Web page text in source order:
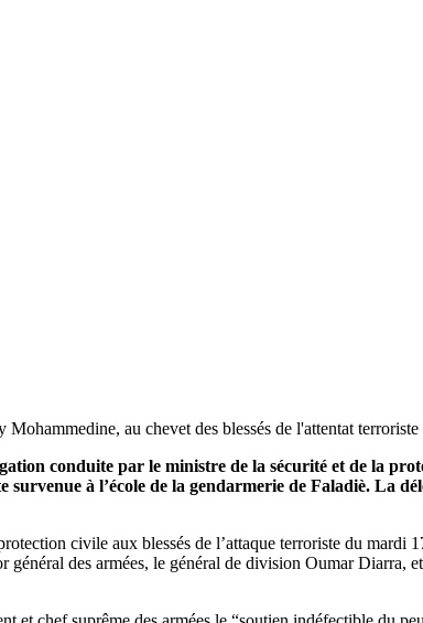
au chevet des blessés de l'attentat
conduite par le ministre de la sécurité et de la
à l’école de la gendarmerie de Faladiè. La
civile aux blessés de l’attaque terroriste du
des armées, le général de division Oumar Diarra,